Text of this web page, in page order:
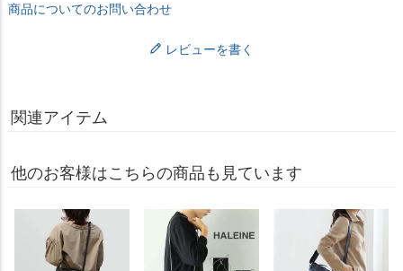
商品についてのお問い合わせ
レビューを書く
関連アイテム
他のお客様はこちらの商品も見ています